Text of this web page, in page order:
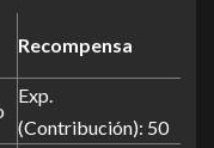
Recompensa
Exp.
(Contribución): 50